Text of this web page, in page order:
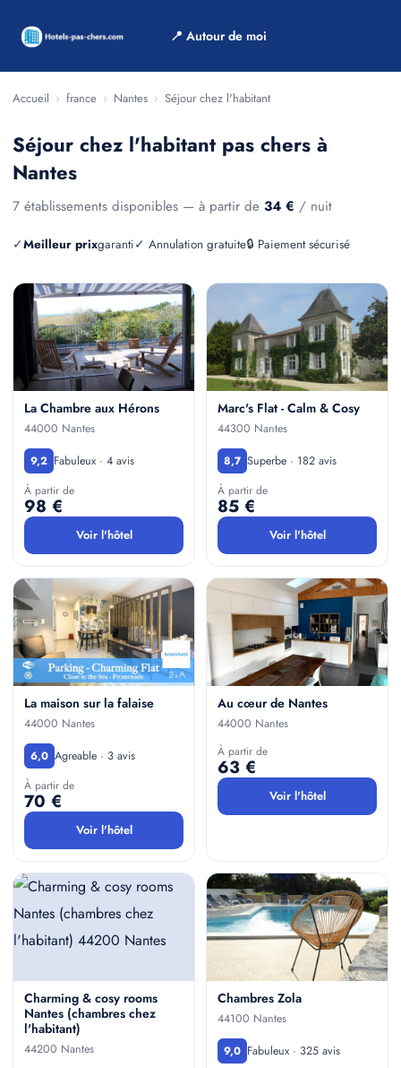
📍 Autour de moi
Accueil › france › Nantes › Séjour chez l'habitant
Séjour chez l'habitant pas chers à
Nantes
7 établissements disponibles — à partir de 34 € / nuit
✓Meilleur prixgaranti✓ Annulation gratuite🔒 Paiement sécurisé
La Chambre aux Hérons
44000 Nantes
9,2 Fabuleux · 4 avis
À partir de
98 €
Voir l'hôtel
Marc's Flat - Calm & Cosy
44300 Nantes
8,7 Superbe · 182 avis
À partir de
85 €
Voir l'hôtel
La maison sur la falaise
44000 Nantes
6,0 Agreable · 3 avis
À partir de
70 €
Voir l'hôtel
Au cœur de Nantes
44000 Nantes
À partir de
63 €
Voir l'hôtel
Charming & cosy rooms
Nantes (chambres chez
l'habitant)
44200 Nantes
Chambres Zola
44100 Nantes
9,0 Fabuleux · 325 avis